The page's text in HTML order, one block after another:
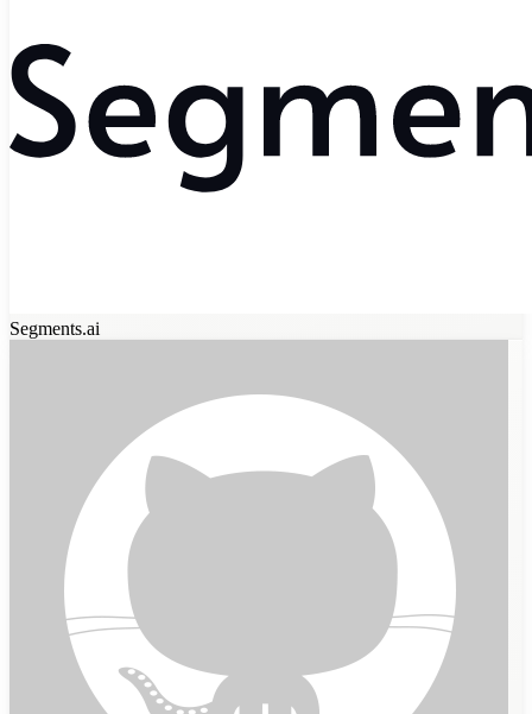
Segments.ai